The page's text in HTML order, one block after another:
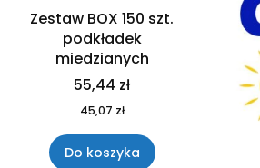
Zestaw BOX 150 szt.
podkładek
miedzianych
55,44 zł
45,07 zł
Do koszyka